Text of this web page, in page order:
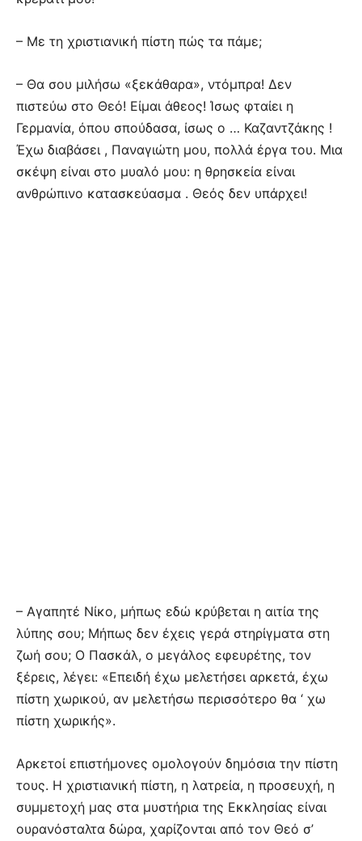
– Με τη χριστιανική πίστη πώς τα πάμε;
– Θα σου μιλήσω «ξεκάθαρα», ντόμπρα! Δεν
πιστεύω στο Θεό! Είμαι άθεος! Ίσως φταίει η
Γερμανία, όπου σπούδασα, ίσως ο … Καζαντζάκης !
Έχω διαβάσει , Παναγιώτη μου, πολλά έργα του. Μια
σκέψη είναι στο μυαλό μου: η θρησκεία είναι
ανθρώπινο κατασκεύασμα . Θεός δεν υπάρχει!
– Αγαπητέ Νίκο, μήπως εδώ κρύβεται η αιτία της
λύπης σου; Μήπως δεν έχεις γερά στηρίγματα στη
ζωή σου; Ο Πασκάλ, ο μεγάλος εφευρέτης, τον
ξέρεις, λέγει: «Επειδή έχω μελετήσει αρκετά, έχω
πίστη χωρικού, αν μελετήσω περισσότερο θα ‘ χω
πίστη χωρικής».
Αρκετοί επιστήμονες ομολογούν δημόσια την πίστη
τους. Η χριστιανική πίστη, η λατρεία, η προσευχή, η
συμμετοχή μας στα μυστήρια της Εκκλησίας είναι
ουρανόσταλτα δώρα, χαρίζονται από τον Θεό σ’